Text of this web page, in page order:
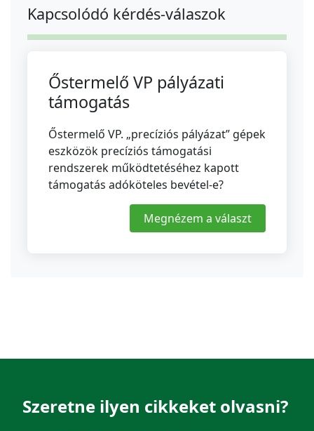
Kapcsolódó kérdés-válaszok
Őstermelő VP pályázati
támogatás
Őstermelő VP. „precíziós pályázat” gépek
eszközök precíziós támogatási
rendszerek működtetéséhez kapott
támogatás adóköteles bevétel-e?
Megnézem a választ
Szeretne ilyen cikkeket olvasni?